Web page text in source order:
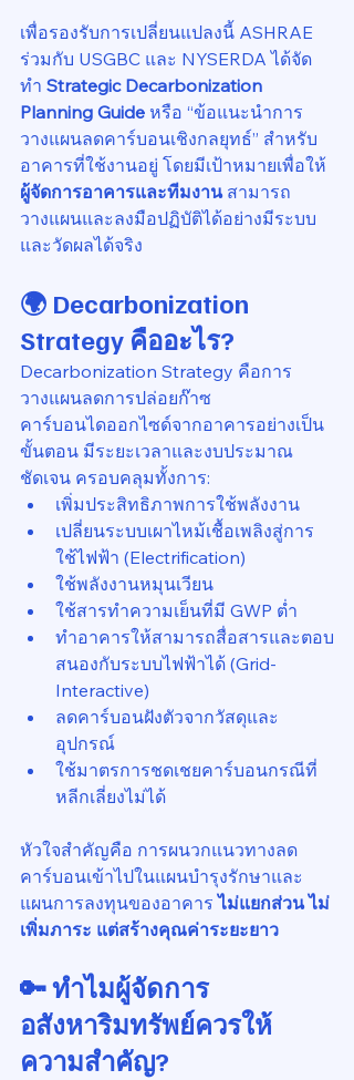
เพื่อรองรับการเปลี่ยนแปลงนี้ ASHRAE
ร่วมกับ USGBC และ NYSERDA ได้จัด
ทำ Strategic Decarbonization
Planning Guide หรือ “ข้อแนะนำการ
วางแผนลดคาร์บอนเชิงกลยุทธ์” สำหรับ
อาคารที่ใช้งานอยู่ โดยมีเป้าหมายเพื่อให้
ผู้จัดการอาคารและทีมงาน สามารถ
วางแผนและลงมือปฏิบัติได้อย่างมีระบบ
และวัดผลได้จริง
🌍 Decarbonization
Strategy คืออะไร?
Decarbonization Strategy คือการ
วางแผนลดการปล่อยก๊าซ
คาร์บอนไดออกไซด์จากอาคารอย่างเป็น
ขั้นตอน มีระยะเวลาและงบประมาณ
ชัดเจน ครอบคลุมทั้งการ:
เพิ่มประสิทธิภาพการใช้พลังงาน
เปลี่ยนระบบเผาไหม้เชื้อเพลิงสู่การ
ใช้ไฟฟ้า (Electrification)
ใช้พลังงานหมุนเวียน
ใช้สารทำความเย็นที่มี GWP ต่ำ
ทำอาคารให้สามารถสื่อสารและตอบ
สนองกับระบบไฟฟ้าได้ (Grid-
Interactive)
ลดคาร์บอนฝังตัวจากวัสดุและ
อุปกรณ์
ใช้มาตรการชดเชยคาร์บอนกรณีที่
หลีกเลี่ยงไม่ได้
หัวใจสำคัญคือ การผนวกแนวทางลด
คาร์บอนเข้าไปในแผนบำรุงรักษาและ
แผนการลงทุนของอาคาร ไม่แยกส่วน ไม่
เพิ่มภาระ แต่สร้างคุณค่าระยะยาว
🔑 ทำไมผู้จัดการ
อสังหาริมทรัพย์ควรให้
ความสำคัญ?